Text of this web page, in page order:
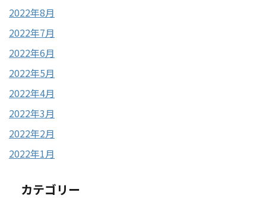
2022年8月
2022年7月
2022年6月
2022年5月
2022年4月
2022年3月
2022年2月
2022年1月
カテゴリー